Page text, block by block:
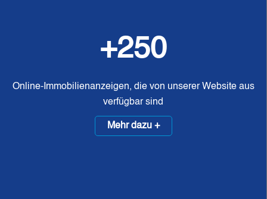
+250
Online-Immobilienanzeigen, die von unserer Website aus
verfügbar sind
Mehr dazu +